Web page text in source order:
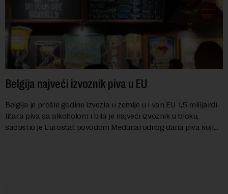
Belgija najveći izvoznik piva u EU
Belgija je prošle godine izvezla u zemlje u i van EU 1,5 milijardi
litara piva sa alkoholom i bila je najveći izvoznik u bloku,
saopštio je Eurostat povodom Međunarodnog dana piva koji